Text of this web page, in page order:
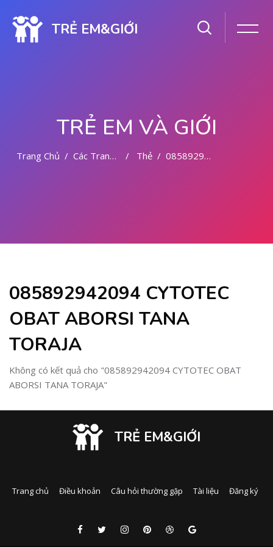
TRẺ EM&GIỚI
TRẺ EM VÀ GIỚI
Trang Chủ Các Trang Của Hệ Thống Thẻ 085892942094 CYTOTEC OBAT ABORSI TANA TORAJA
085892942094 CYTOTEC
OBAT ABORSI TANA
TORAJA
Không có kết quả cho "085892942094 CYTOTEC OBAT
ABORSI TANA TORAJA"
TRẺ EM&GIỚI
Trang chủ Điều khoản Câu hỏi thường gặp Tài liệu Đăng ký